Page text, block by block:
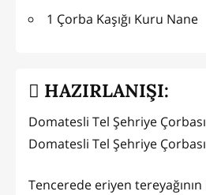
1 Çorba Kaşığı Kuru Nane
HAZIRLANIŞI:
Domatesli Tel Şehriye
Domatesli Tel Şehriye Çorbası
Tencerede eriyen tereyağının